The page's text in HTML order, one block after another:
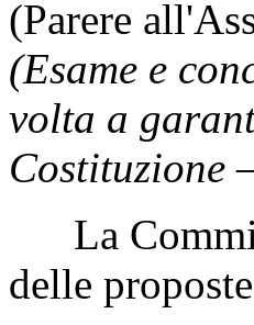
(Parere
(Esame e
volta a
Costituzione
La
delle